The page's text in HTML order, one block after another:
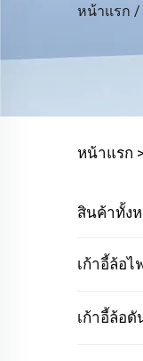
หน้าแรก /
หน้าแรก
สินค้าทั้ง
เก้าอี้ล้อไ
เก้าอี้ล้อดั